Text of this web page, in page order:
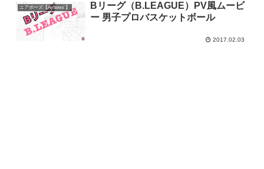
エアボーズ【Airbowz 】
Bリーグ（B.LEAGUE）PV風ムービ
ー 男子プロバスケットボール
2017.02.03